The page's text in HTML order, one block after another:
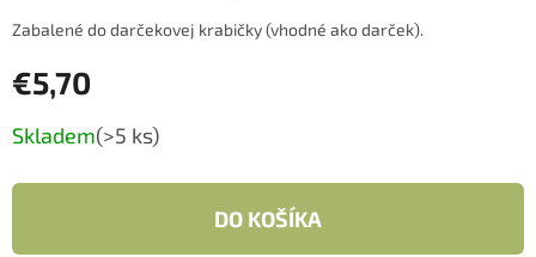
Zabalené do darčekovej krabičky (vhodné ako darček).
€5,70
Jednotková
cena:
Skladem(>5 ks)
DO KOŠÍKA